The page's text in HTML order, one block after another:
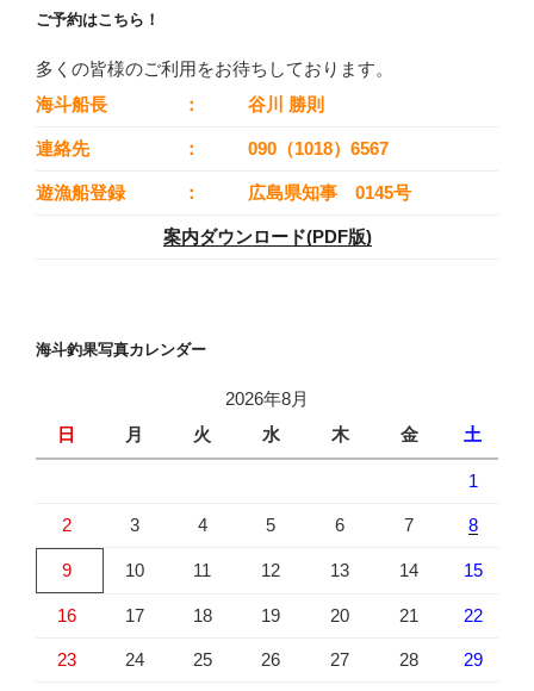
ご予約はこちら！
多くの皆様のご利用をお待ちしております。
海斗船長
： 谷川 勝則
連絡先 ： 090（1018）6567
遊漁船登録 ： 広島県知事 0145号
案内ダウンロード(PDF版)
海斗釣果写真カレンダー
2026年8月
日
月 火 水 木 金 土
1
2 3 4 5 6 7 8
9 10 11 12 13 14 15
16 17 18 19 20 21 22
23 24 25 26 27 28 29